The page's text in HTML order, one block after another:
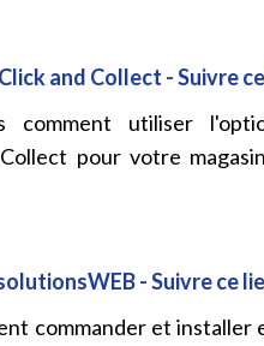
and Collect - Suivre
comment utiliser
pour votre
- Suivre ce
commander et installer